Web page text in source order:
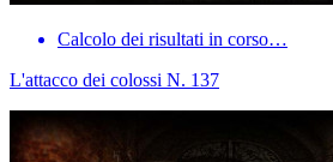
Calcolo dei risultati in corso…
L'attacco dei colossi N. 137